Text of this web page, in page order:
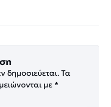
δημοσιεύεται. Τα
με *